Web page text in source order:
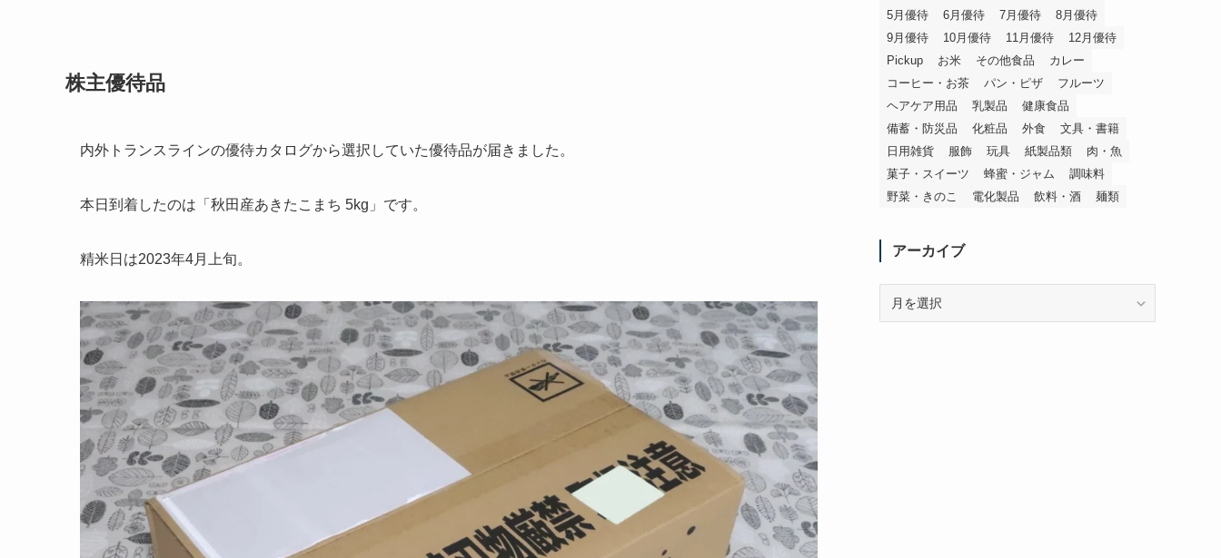
株主優待品
内外トランスラインの優待カタログから選択していた優待品が届きました。
本日到着したのは「秋田産あきたこまち 5kg」です。
精米日は2023年4月上旬。
5月優待
6月優待 7月優待
8月優待
9月優待
10月優待 11月優待
12月優待
Pickup
お米 その他食品
カレー
コーヒー・お茶
パン・ピザ
フルーツ
ヘアケア用品
乳製品
健康食品
備蓄・防災品
化粧品 外食
文具・書籍
日用雑貨
服飾 玩具 紙製品類
肉・魚
菓子・スイーツ
蜂蜜・ジャム
調味料
野菜・きのこ
電化製品 飲料・酒 麺類
アーカイブ